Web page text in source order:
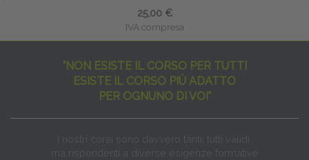
25,00 €
IVA compresa
"NON ESISTE IL CORSO PER TUTTI
ESISTE IL CORSO PIÙ ADATTO
PER OGNUNO DI VOI"
I nostri corsi sono davvero tanti, tutti validi
ma rispondenti a diverse esigenze formative